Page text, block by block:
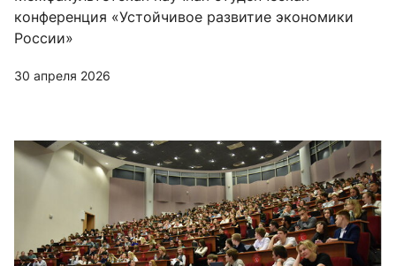
конференция «Устойчивое развитие экономики
России»
30 апреля 2026